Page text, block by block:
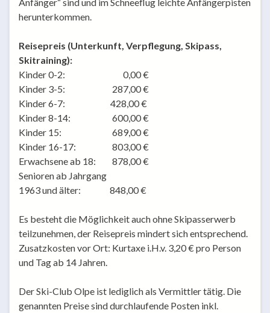
herunterkommen.
Reisepreis (Unterkunft, Verpflegung, Skipass,
Skitraining):
Kinder 0-2: 0,00 €
Kinder 3-5: 287,00 €
Kinder 6-7: 428,00 €
Kinder 8-14: 600,00 €
Kinder 15: 689,00 €
Kinder 16-17: 803,00 €
Erwachsene ab 18: 878,00 €
Senioren ab Jahrgang
1963 und älter: 848,00 €
Es besteht die Möglichkeit auch ohne Skipasserwerb
teilzunehmen, der Reisepreis mindert sich entsprechend.
Zusatzkosten vor Ort: Kurtaxe i.H.v. 3,20 € pro Person
und Tag ab 14 Jahren.
Der Ski-Club Olpe ist lediglich als Vermittler tätig. Die
genannten Preise sind durchlaufende Posten inkl.